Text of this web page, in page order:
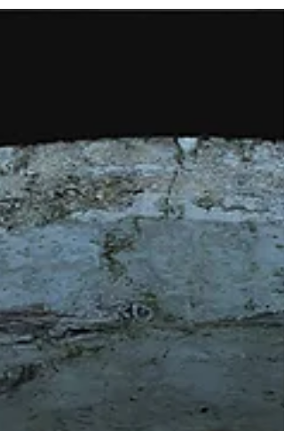
Sesión de Maternidad Toluca